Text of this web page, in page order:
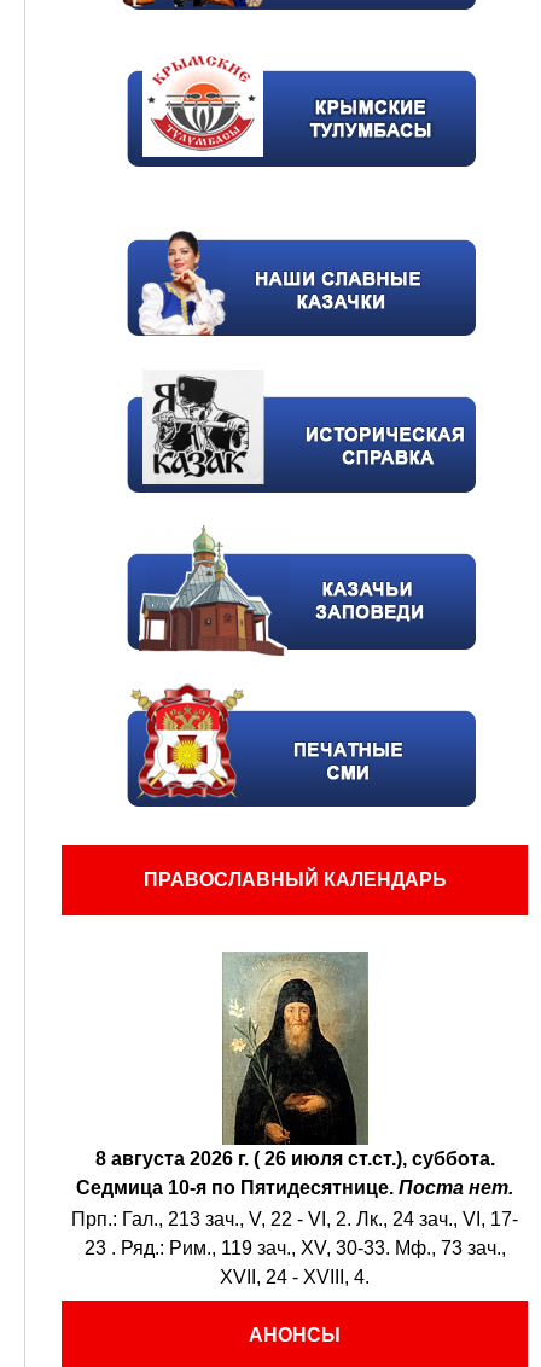
ПРАВОСЛАВНЫЙ КАЛЕНДАРЬ
8 августа 2026 г. ( 26 июля ст.ст.), суббота.
Седмица 10-я по Пятидесятнице. Поста нет.
Прп.: Гал., 213 зач., V, 22 - VI, 2. Лк., 24 зач., VI, 17-
23 . Ряд.: Рим., 119 зач., XV, 30-33. Мф., 73 зач.,
XVII, 24 - XVIII, 4.
АНОНСЫ